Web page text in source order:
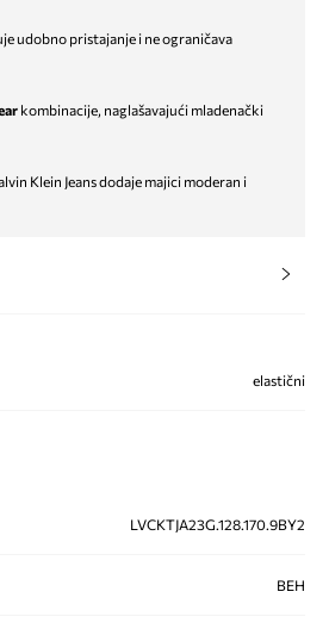
udobno pristajanje i ne ograničava
kombinacije, naglašavajući mladenački
Klein Jeans dodaje majici moderan i
elastični
LVCKTJA23G.128.170.9BY2
BEH